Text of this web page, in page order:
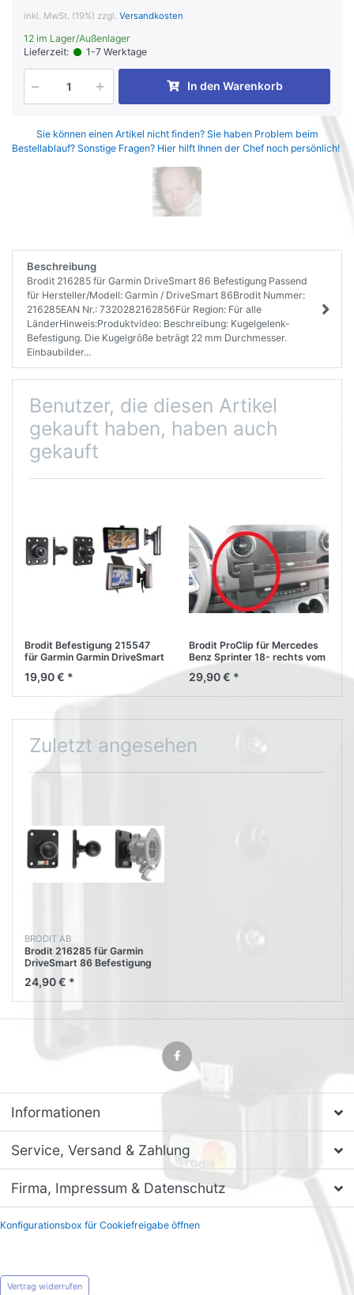
inkl. MwSt. (19%) zzgl. Versandkosten
12 im Lager/Außenlager
Lieferzeit:
1-7 Werktage
In den Warenkorb
Sie können einen Artikel nicht finden? Sie haben Problem beim
Bestellablauf? Sonstige Fragen? Hier hilft Ihnen der Chef noch persönlich!
Beschreibung
Brodit 216285 für Garmin DriveSmart 86 Befestigung Passend
für Hersteller/Modell: Garmin / DriveSmart 86Brodit Nummer:
216285EAN Nr.: 7320282162856Für Region: Für alle
LänderHinweis:Produktvideo: Beschreibung: Kugelgelenk-
Befestigung. Die Kugelgröße beträgt 22 mm Durchmesser.
Einbaubilder...
Benutzer, die diesen Artikel
gekauft haben, haben auch
gekauft
Brodit Befestigung 215547
für Garmin Garmin DriveSmart
19,90 € *
Brodit ProClip für Mercedes
Benz Sprinter 18- rechts vom
Lenkrad, tief 855442
29,90 € *
Zuletzt angesehen
BRODIT AB
Brodit 216285 für Garmin
DriveSmart 86 Befestigung
24,90 € *
Informationen
Service, Versand & Zahlung
Firma, Impressum & Datenschutz
Konfigurationsbox für Cookiefreigabe öffnen
Vertrag widerrufen